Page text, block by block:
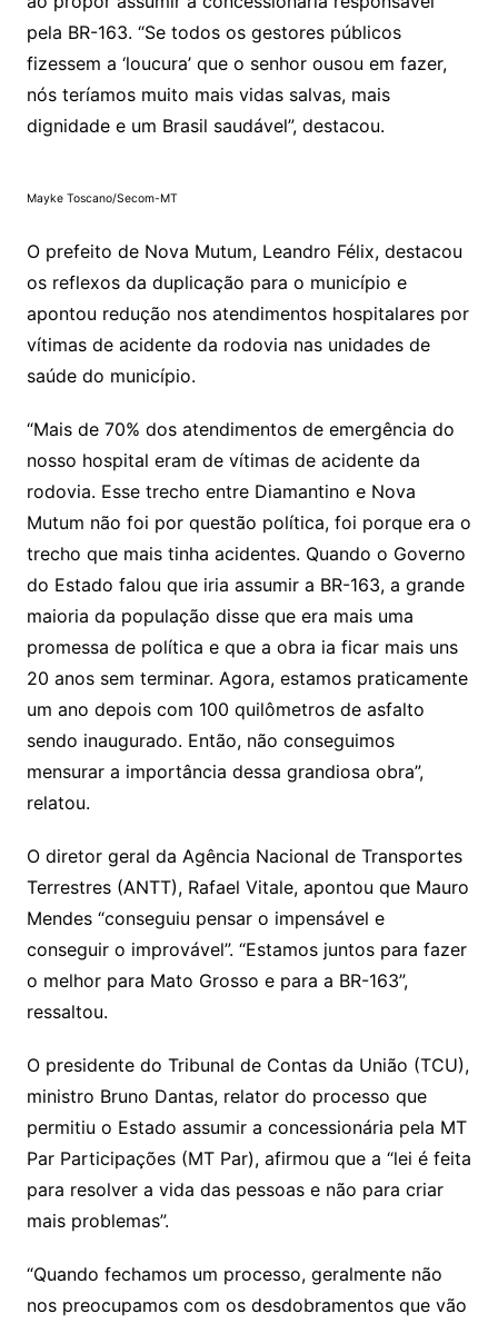
pela BR-163. “Se todos os gestores públicos
fizessem a ‘loucura’ que o senhor ousou em fazer,
nós teríamos muito mais vidas salvas, mais
dignidade e um Brasil saudável”, destacou.
Mayke Toscano/Secom-MT
O prefeito de Nova Mutum, Leandro Félix, destacou
os reflexos da duplicação para o município e
apontou redução nos atendimentos hospitalares por
vítimas de acidente da rodovia nas unidades de
saúde do município.
“Mais de 70% dos atendimentos de emergência do
nosso hospital eram de vítimas de acidente da
rodovia. Esse trecho entre Diamantino e Nova
Mutum não foi por questão política, foi porque era o
trecho que mais tinha acidentes. Quando o Governo
do Estado falou que iria assumir a BR-163, a grande
maioria da população disse que era mais uma
promessa de política e que a obra ia ficar mais uns
20 anos sem terminar. Agora, estamos praticamente
um ano depois com 100 quilômetros de asfalto
sendo inaugurado. Então, não conseguimos
mensurar a importância dessa grandiosa obra”,
relatou.
O diretor geral da Agência Nacional de Transportes
Terrestres (ANTT), Rafael Vitale, apontou que Mauro
Mendes “conseguiu pensar o impensável e
conseguir o improvável”. “Estamos juntos para fazer
o melhor para Mato Grosso e para a BR-163”,
ressaltou.
O presidente do Tribunal de Contas da União (TCU),
ministro Bruno Dantas, relator do processo que
permitiu o Estado assumir a concessionária pela MT
Par Participações (MT Par), afirmou que a “lei é feita
para resolver a vida das pessoas e não para criar
mais problemas”.
“Quando fechamos um processo, geralmente não
nos preocupamos com os desdobramentos que vão